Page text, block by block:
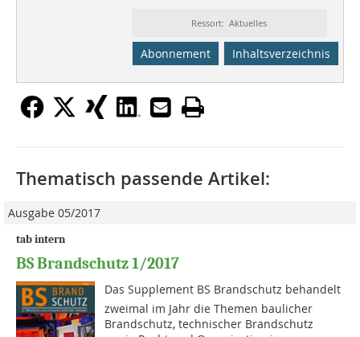
Ressort: Aktuelles
Abonnement Inhaltsverzeichnis
Thematisch passende Artikel:
Ausgabe 05/2017
tab intern
BS Brandschutz 1/2017
Das Supplement BS Brandschutz behandelt
zweimal im Jahr die Themen baulicher
Brandschutz, technischer Brandschutz